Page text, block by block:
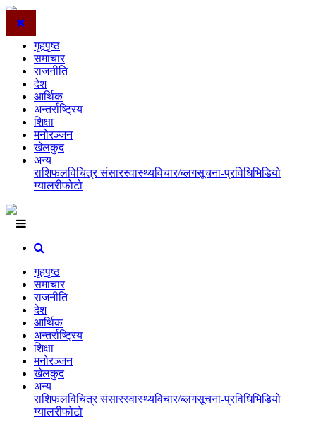
गृहपृष्ठ
समाचार
राजनीति
देश
आर्थिक
अन्तर्राष्ट्रिय
शिक्षा
मनोरञ्जन
खेलकुद
अन्य
राशिफलविचित्र संसारस्वास्थ्यविचार/ब्लगसूचना-प्रविधिभिडियो
ग्यालरीफोटो
गृहपृष्ठ
समाचार
राजनीति
देश
आर्थिक
अन्तर्राष्ट्रिय
शिक्षा
मनोरञ्जन
खेलकुद
अन्य
राशिफलविचित्र संसारस्वास्थ्यविचार/ब्लगसूचना-प्रविधिभिडियो
ग्यालरीफोटो